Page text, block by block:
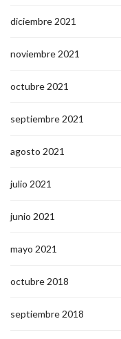
diciembre 2021
noviembre 2021
octubre 2021
septiembre 2021
agosto 2021
julio 2021
junio 2021
mayo 2021
octubre 2018
septiembre 2018